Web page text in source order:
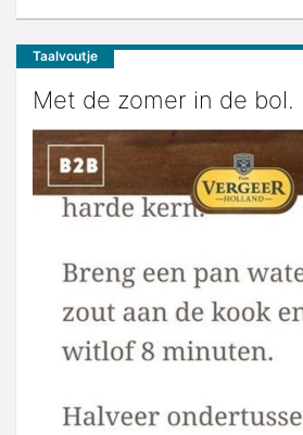
Taalvoutje
Met de zomer in de bol.